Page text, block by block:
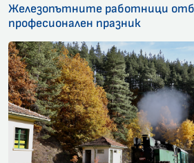
Железопътните работници
професионален празник